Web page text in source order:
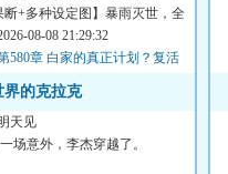
断+多种设定图】暴雨灭世，全
08-08 21:29:32
580章 白家的真正计划？复活
界的克拉克
天见
场意外，李杰穿越了。